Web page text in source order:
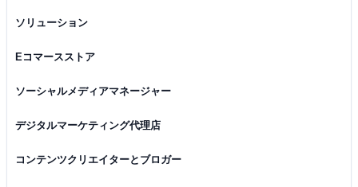
ソリューション
Eコマースストア
ソーシャルメディアマネージャー
デジタルマーケティング代理店
コンテンツクリエイターとブロガー